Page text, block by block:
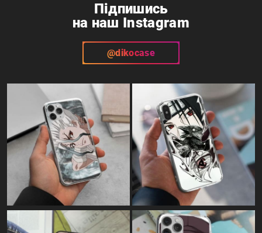
Підпишись
на наш Instagram
@dikocase